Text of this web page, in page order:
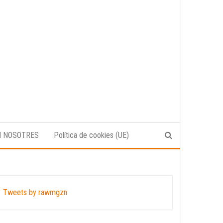
NOSOTRES Política de cookies (UE)
Tweets by rawmgzn